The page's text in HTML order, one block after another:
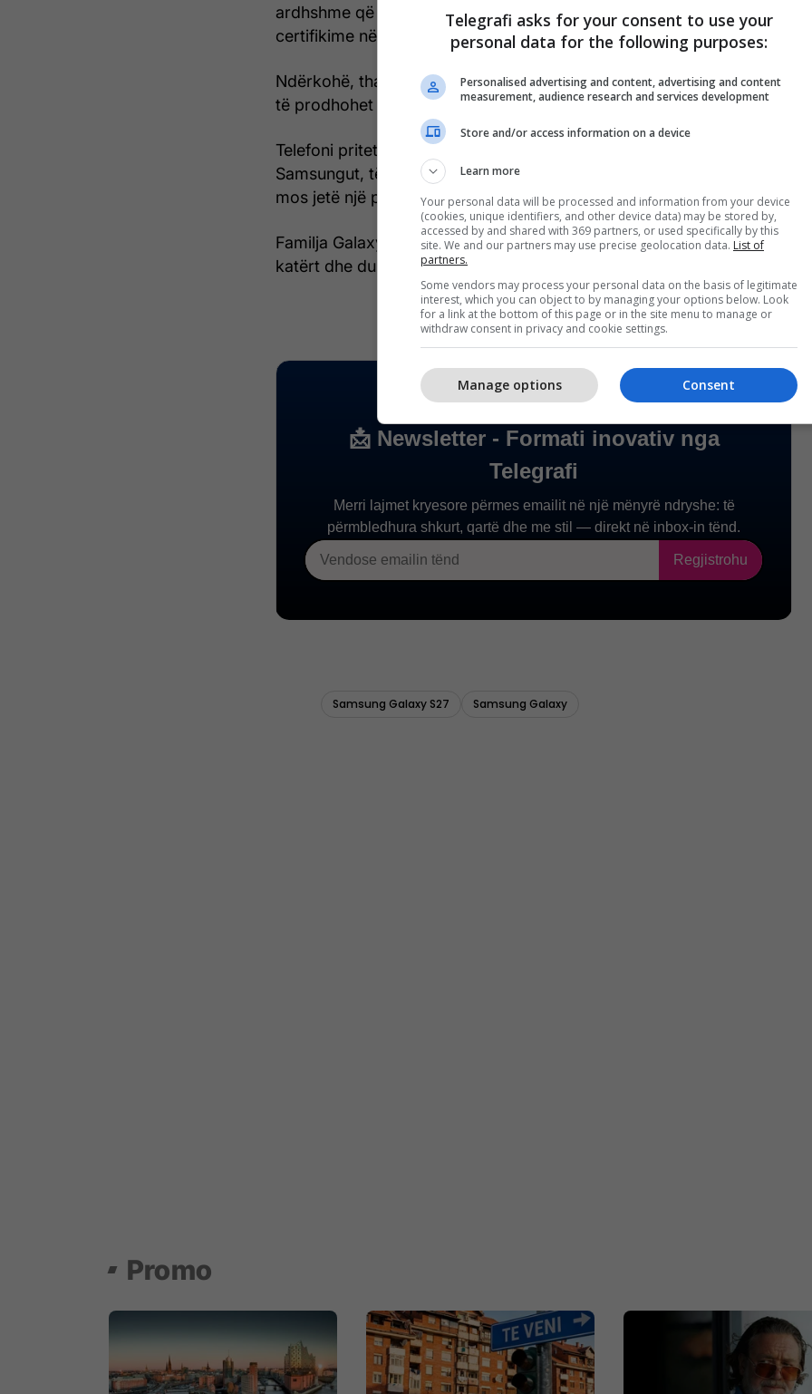
ardhshme që mund të gjejmë në internet. Kjo do të pasohet nga
certifikime në të gjithë botën në muajt në vijim.
Ndërkohë, thashethemet na kanë thënë se ekrani i Galaxy S27 mund
të prodhohet nga BOE e Kinës dhe jo nga Samsung Display.
Telefoni pritet të fuqizohet nga procesori Exynos 2700 SoC i
Samsungut, të paktën në disa tregje (megjithëse SHBA-ja mund të
mos jetë një prej tyre).
Familja Galaxy S27 thuhet se po rritet duke shtuar një anëtar të
katërt dhe duhet të bëhet zyrtare në janar. /Telegrafi/
Telegrafi asks for your consent to use your
personal data for the following purposes:
Personalised advertising and content, advertising and content
measurement, audience research and services development
Store and/or access information on a device
Learn more
Your personal data will be processed and information from your device
(cookies, unique identifiers, and other device data) may be stored by,
accessed by and shared with 369 partners, or used specifically by this
site. We and our partners may use precise geolocation data. List of
partners.
Some vendors may process your personal data on the basis of legitimate
interest, which you can object to by managing your options below. Look
for a link at the bottom of this page or in the site menu to manage or
withdraw consent in privacy and cookie settings.
Consent
Manage options